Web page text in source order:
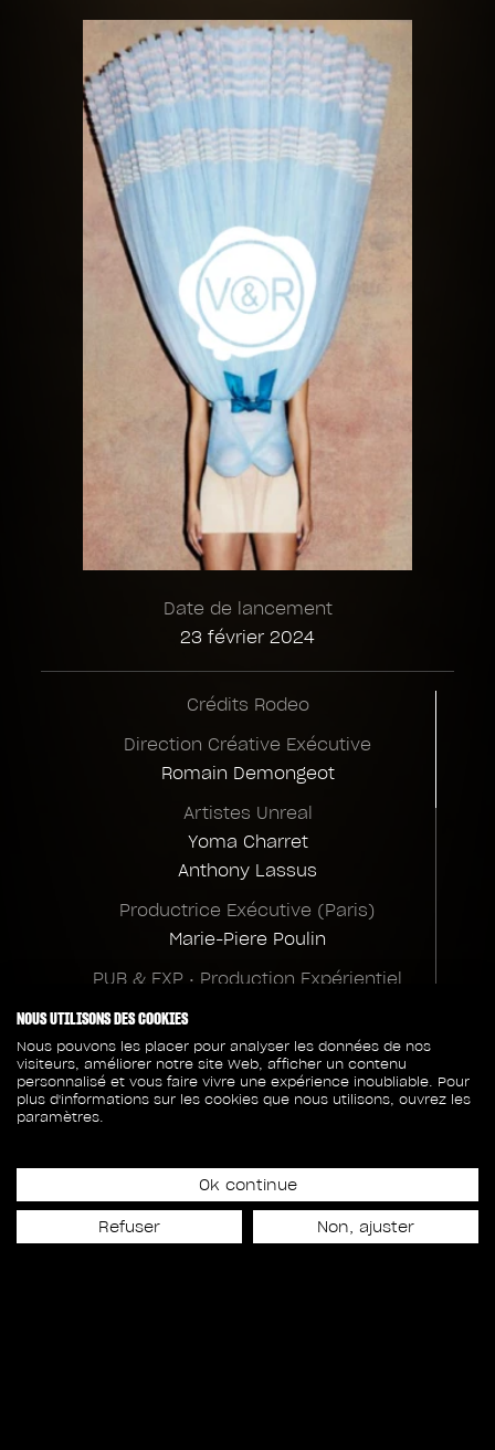
Date de lancement
23 février 2024
Crédits Rodeo
Direction Créative Exécutive
Romain Demongeot
Artistes Unreal
Yoma Charret
Anthony Lassus
Productrice Exécutive (Paris)
Marie-Piere Poulin
PUB & EXP • Production Expérientiel
Sébastien Hell
Producteur VFX
Émilie Debiasi
Jacob Lacasse
Nicolas Dubé-Pauzé
Supervision du CG
Crédits client
Commissaire
Thierry-Maxime Loriot
NOUS UTILISONS DES COOKIES
Nous pouvons les placer pour analyser les données de nos
visiteurs, améliorer notre site Web, afficher un contenu
personnalisé et vous faire vivre une expérience inoubliable. Pour
plus d'informations sur les cookies que nous utilisons, ouvrez les
paramètres.
Ok continue
Refuser Non, ajuster